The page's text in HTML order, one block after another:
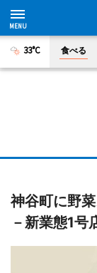
33°C 食べる
神谷町に野
－新業態1号